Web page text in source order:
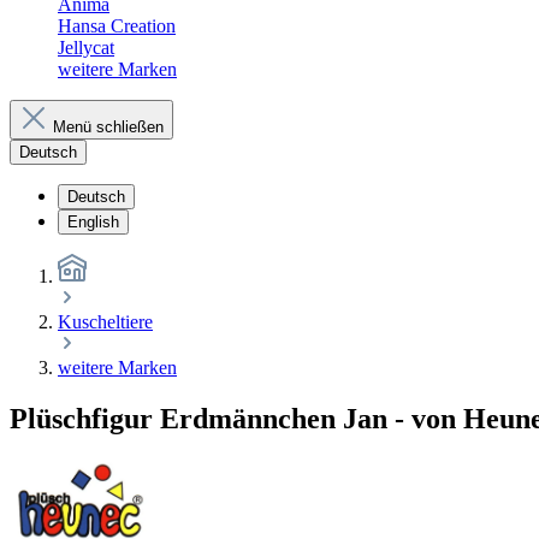
Anima
Hansa Creation
Jellycat
weitere Marken
Menü schließen
Deutsch
Deutsch
English
Kuscheltiere
weitere Marken
Plüschfigur Erdmännchen Jan - von